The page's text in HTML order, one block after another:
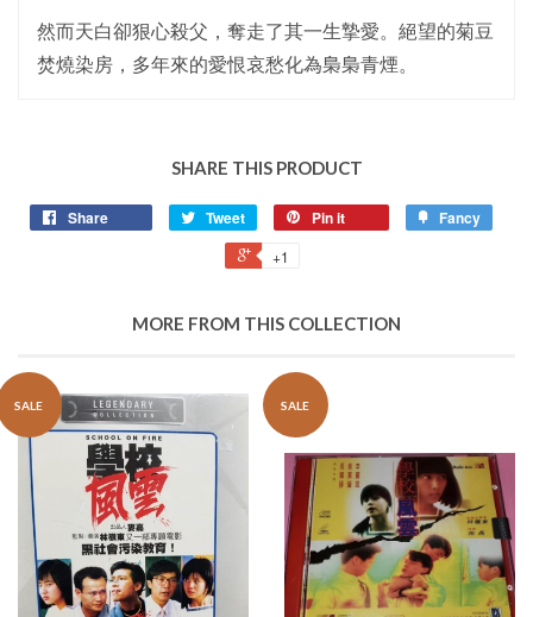
然而天白卻狠心殺父，奪走了其一生摯愛。絕望的菊豆
焚燒染房，多年來的愛恨哀愁化為梟梟青煙。
SHARE THIS PRODUCT
Share Tweet Pin it Fancy
+1
MORE FROM THIS COLLECTION
SALE SALE